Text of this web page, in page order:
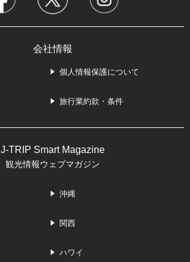
会社情報
個人情報保護について
旅行業約款・条件
J-TRIP Smart Magazine
観光情報ウェブマガジン
沖縄
関西
ハワイ